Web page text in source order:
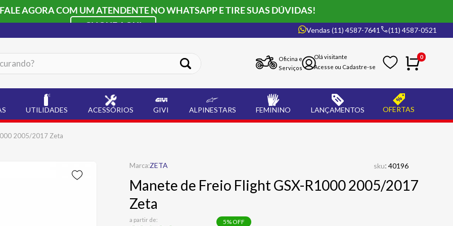
AGORA COM UM ATENDENTE NO WHATSAPP E TIRE SUAS DÚVIDAS!
CLIQUE AQUI
Vendas (11) 4587-7641 (11) 4587-0521
Oficina e
Serviços
0
UTILIDADES ACESSÓRIOS GIVI ALPINESTARS FEMININO LANÇAMENTOS OFERTAS
2005/2017 Zeta
ZETA sku: 40196
Manete de Freio Flight GSX-R1000 2005/2017
Zeta
a partir de: 5% OFF